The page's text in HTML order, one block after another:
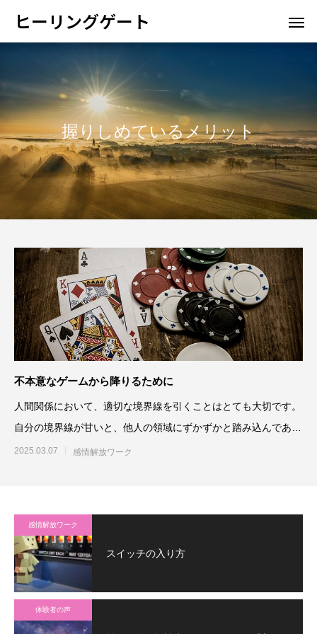
ヒーリングゲート
握りしめているメリット
不本意なゲームから降りるために
人間関係において、適切な境界線を引くことはとても大切です。
自分の境界線が甘いと、他人の領域にずかずかと踏み込んであれ
これコントロ
2025.03.07 感情解放ワーク
感情解放ワーク
スイッチの入り方
体験者の声